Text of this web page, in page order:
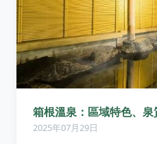
箱根溫泉：區域特色、
2025年07月29日